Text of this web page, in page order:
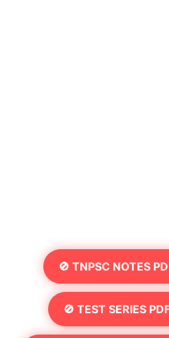
🚫 TNPSC NOTES
🚫 TEST SERIES